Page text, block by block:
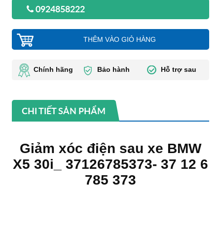
0924858222
THÊM VÀO GIỎ HÀNG
Chính hãng Bảo hành Hỗ trợ sau
CHI TIẾT SẢN PHẨM
Giảm xóc điện sau xe BMW
X5 30i_ 37126785373- 37 12 6
785 373